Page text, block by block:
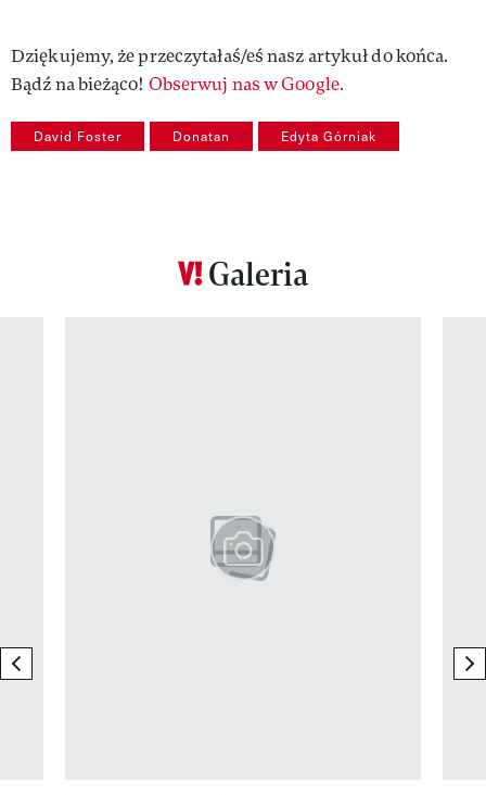
Dziękujemy, że przeczytałaś/eś nasz artykuł do końca.
Bądź na bieżąco! Obserwuj nas w Google.
David Foster Donatan Edyta Górniak
Galeria
previous element